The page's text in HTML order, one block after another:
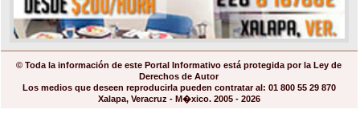
© Toda la información de este Portal Informativo está protegida por la Ley de
Derechos de Autor
Los medios que deseen reproducirla pueden contratar al: 01 800 55 29 870
Xalapa, Veracruz - M�xico. 2005 - 2026